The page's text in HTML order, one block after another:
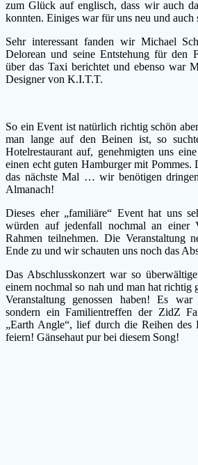
zum Glück auf englisch, dass wir auch
konnten. Einiges war für uns neu und auch
Sehr interessant fanden wir Michael
Delorean und seine Entstehung für den
über das Taxi berichtet und ebenso war
Designer von K.I.T.T.
So ein Event ist natürlich richtig schön
man lange auf den Beinen ist, so
Hotelrestaurant auf, genehmigten uns
einen echt guten Hamburger mit
das nächste Mal … wir benötigen
Almanach!
Dieses eher „familiäre“ Event hat uns
würden auf jedenfall nochmal an einer
Rahmen teilnehmen. Die Veranstaltung
Ende zu und wir schauten uns noch das
Das Abschlusskonzert war so
einem nochmal so nah und man hat richtig
Veranstaltung genossen haben! Es
sondern ein Familientreffen der ZidZ
„Earth Angle“, lief durch die Reihen des
feiern! Gänsehaut pur bei diesem Song!